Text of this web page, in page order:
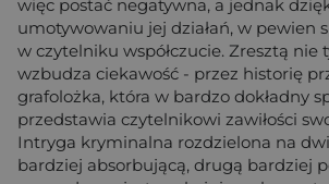
więc postać negatywna, a jednak
umotywowaniu jej działań, w pewien
w czytelniku współczucie. Zresztą nie
wzbudza ciekawość - przez historię
grafolożka, która w bardzo dokładny
przedstawia czytelnikowi zawiłości
Intryga kryminalna rozdzielona na
bardziej absorbującą, drugą bardziej